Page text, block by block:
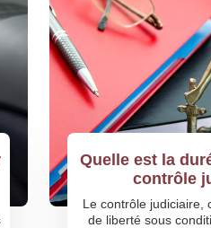
Quelle est la
contrôle
Le contrôle judiciaire,
de liberté sous